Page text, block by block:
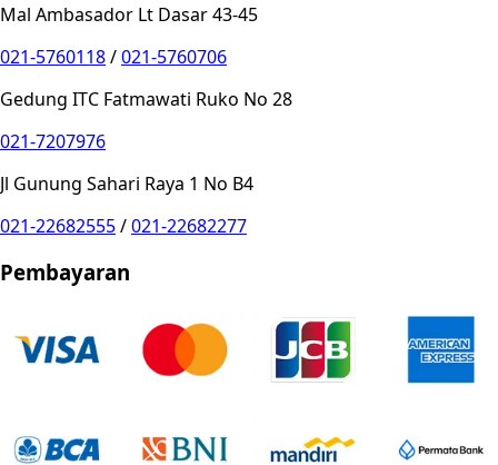
Mal Ambasador Lt Dasar 43-45
021-5760118/021-5760706
Gedung ITC Fatmawati Ruko No 28
021-7207976
Jl Gunung Sahari Raya 1 No B4
021-22682555/021-22682277
Pembayaran